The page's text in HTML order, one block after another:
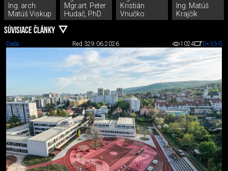
Ing. arch.
Matúš Viskup
Mgr.art. Peter
Hudač, PhD.
Kristián
Vnučko
Ing. Matúš
Krajčík
SÚVISIACE ČLÁNKY
Diela Red 329.06.2026 1024 0+33-0